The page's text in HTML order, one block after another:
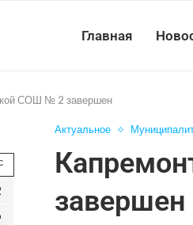
Главная
СОШ № 2 завершен
Актуальное
завершен